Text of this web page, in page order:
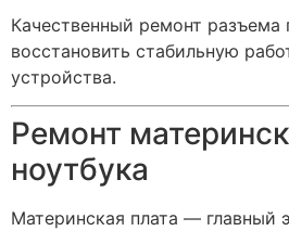
Качественный ремонт разъема
восстановить стабильную
устройства.
Ремонт
ноутбука
Материнская плата — главный